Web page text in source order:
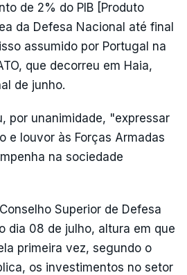
de 2% do PIB [Produto
da Defesa Nacional até final
assumido por Portugal na
que decorreu em Haia,
de junho.
por unanimidade, "expressar
e louvor às Forças Armadas
na sociedade
Superior de Defesa
dia 08 de julho, altura em que
primeira vez, segundo o
os investimentos no setor